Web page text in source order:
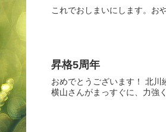
これでおしまいにします。お
昇格5周年
おめでとうございます！ 北
横山さんがまっすぐに、力強